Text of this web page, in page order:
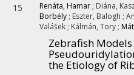
15 Renáta, Hamar ; Diána,
Borbély ; Eszter, Balogh ;
Valášek ; Kálmán, Tory ;
Zebrafish
the Etiology of